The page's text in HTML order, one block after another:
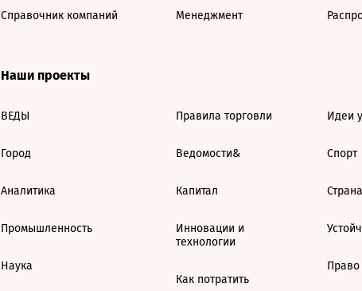
Справочник компаний Менеджмент
Наши проекты
ВЕДЫ
Город
Аналитика
Промышленность
Наука
Правила торговли
Ведомости&
Капитал
Инновации и
технологии
Как потратить
Идеи
Спорт
Страна
Право